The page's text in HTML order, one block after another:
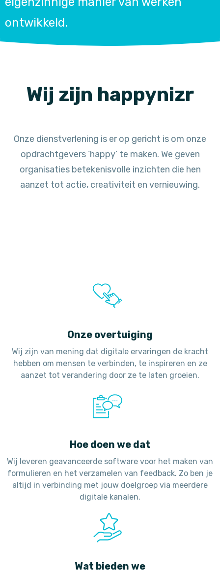
ontwikkeld.
Wij zijn happynizr
Onze dienstverlening is er op gericht is om onze
opdrachtgevers ‘happy’ te maken. We geven
organisaties betekenisvolle inzichten die hen
aanzet tot actie, creativiteit en vernieuwing.
Onze overtuiging
Wij zijn van mening dat digitale ervaringen de kracht
hebben om mensen te verbinden, te inspireren en ze
aanzet tot verandering door ze te laten groeien.
Hoe doen we dat
Wij leveren geavanceerde software voor het maken van
formulieren en het verzamelen van feedback. Zo ben je
altijd in verbinding met jouw doelgroep via meerdere
digitale kanalen.
Wat bieden we